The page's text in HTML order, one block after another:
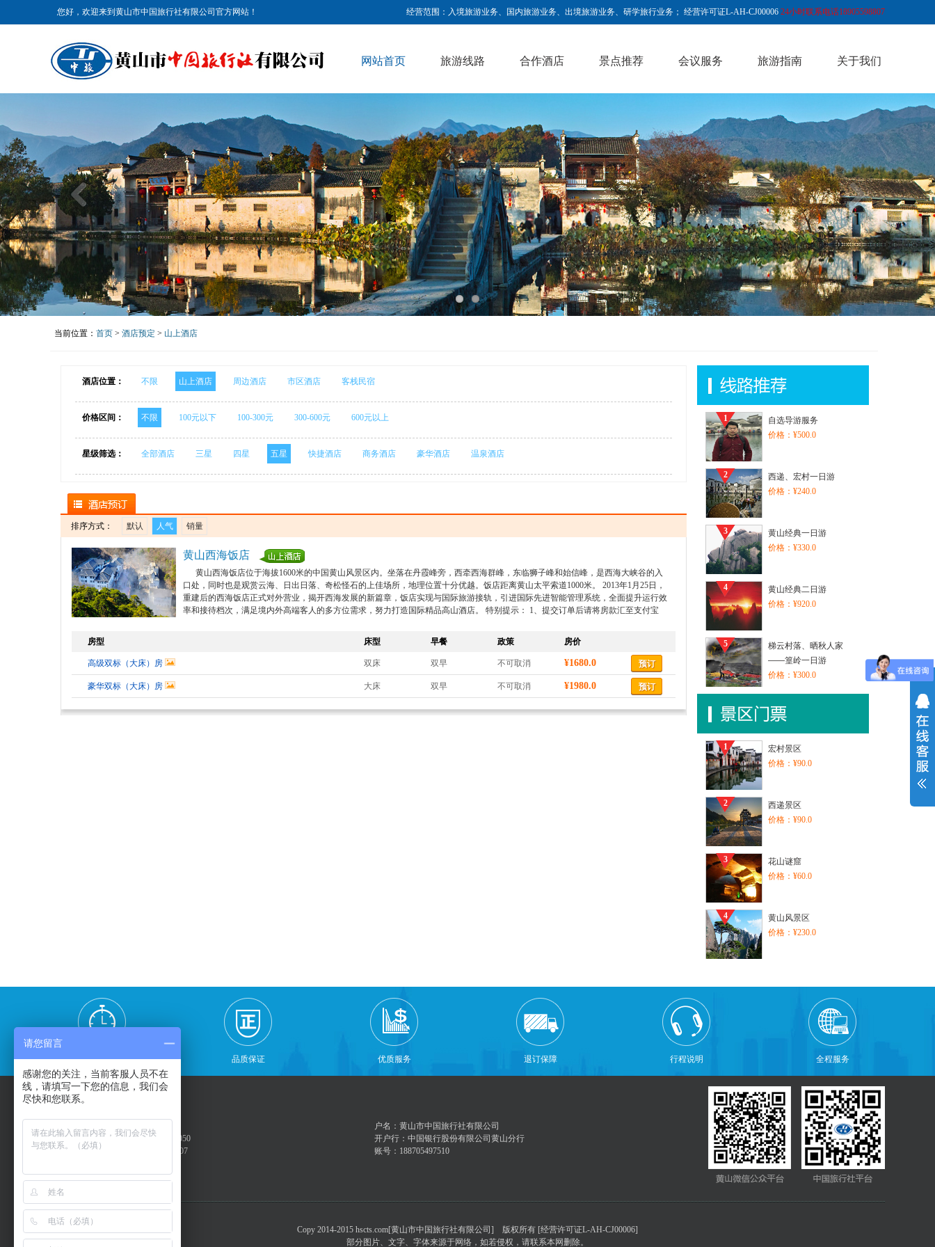
您好，欢迎来到黄山市中国旅行社有限公司官方网站！ 经营范围：入境旅游业务、国内旅游业务、出境旅游业务、研学旅行业务； 经营许可证L-AH-CJ00006 24小时联系电话18905598807
网站首页 旅游线路 合作酒店 景点推荐 会议服务 旅游指南 关于我们
当前位置： 首页 > 酒店预定 > 山上酒店
酒店位置： 不限 山上酒店 周边酒店 市区酒店 客栈民宿
价格区间： 不限 100元以下 100-300元 300-600元 600元以上
星级筛选： 全部酒店 三星 四星 五星 快捷酒店 商务酒店 豪华酒店 温泉酒店
排序方式： 默认 人气 销量
黄山西海饭店
黄山西海饭店位于海拔1600米的中国黄山风景区内。坐落在丹霞峰旁，西牵西海群峰，东临狮子峰和始信峰，是西海大峡谷的入
口处，同时也是观赏云海、日出日落、奇松怪石的上佳场所，地理位置十分优越。饭店距离黄山太平索道1000米。 2013年1月25日，
重建后的西海饭店正式对外营业，揭开西海发展的新篇章，饭店实现与国际旅游接轨，引进国际先进智能管理系统，全面提升运行效
率和接待档次，满足境内外高端客人的多方位需求，努力打造国际精品高山酒店。 特别提示： 1、提交订单后请将房款汇至支付宝
房型
床型 早餐 政策 房价
高级双标（大床）房 双床 双早 不可取消 ¥1680.0 预订
豪华双标（大床）房 大床 双早 不可取消 ¥1980.0 预订
1
自选导游服务
价格：¥500.0
2
西递、宏村一日游
价格：¥240.0
3
黄山经典一日游
价格：¥330.0
4
黄山经典二日游
价格：¥920.0
5
梯云村落、晒秋人家
——篁岭一日游
价格：¥300.0
1
宏村景区
价格：¥90.0
2
西递景区
价格：¥90.0
3
花山谜窟
价格：¥60.0
4
黄山风景区
价格：¥230.0
限时特惠 品质保证 优质服务 退订保障 行程说明 全程服务
团队线路 电话：0559-2537060 2537050
手机电话： 18905593522 18905598807
户名：黄山市中国旅行社有限公司
开户行：中国银行股份有限公司黄山分行
账号：188705497510
Copy 2014-2015 hscts.com[黄山市中国旅行社有限公司] 版权所有 [经营许可证L-AH-CJ00006]
部分图片、文字、字体来源于网络，如若侵权，请联系本网删除。
请您留言
感谢您的关注，当前客服人员不在
线，请填写一下您的信息，我们会
尽快和您联系。